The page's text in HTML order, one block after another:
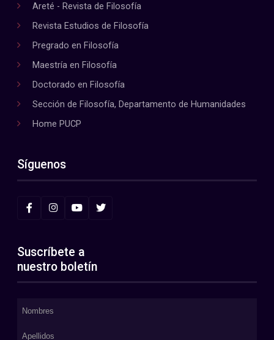
Areté - Revista de Filosofía
Revista Estudios de Filosofía
Pregrado en Filosofía
Maestría en Filosofía
Doctorado en Filosofía
Sección de Filosofía, Departamento de Humanidades
Home PUCP
Síguenos
Suscríbete a
nuestro boletín